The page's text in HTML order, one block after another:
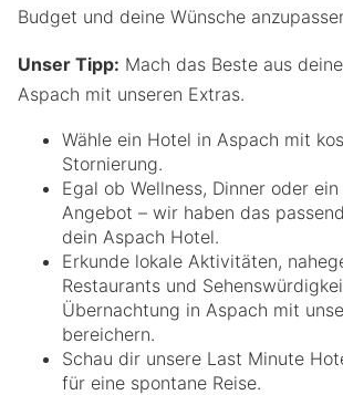
Budget und deine Wünsche
Unser Tipp: Mach das Beste aus
Aspach mit unseren Extras.
Wähle ein Hotel in Aspach mit
Stornierung.
Egal ob Wellness, Dinner oder
Angebot – wir haben das
dein Aspach Hotel.
Erkunde lokale Aktivitäten,
Restaurants und
Übernachtung in Aspach mit
bereichern.
Schau dir unsere Last Minute
für eine spontane Reise.